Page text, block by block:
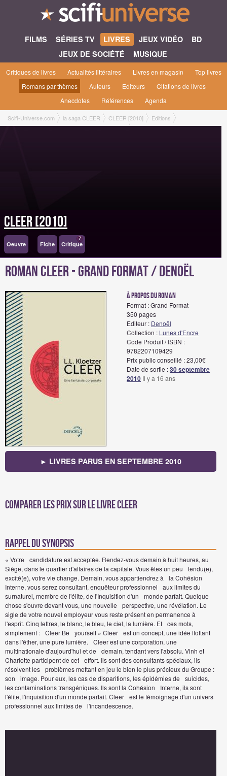
FILMS SÉRIES TV LIVRES JEUX VIDÉO
BD
JEUX DE SOCIÉTÉ
MUSIQUE
Critiques de livres Actualités littéraires Livres en magasin
Top livres
Romans par thèmes
Auteurs Editeurs
Citations de livres
Anecdotes
Références Agenda
Scifi-Universe.com la saga CLEER CLEER [2010]
Editions
Roman Grand Format [Denoël, septembre 2010]
CLEER [2010]
Oeuvre Fiche Critique
7
Roman CLEER - Grand Format / Denoël
à propos du roman
Format : Grand Format
350 pages
Editeur : Denoël
Collection : Lunes d'Encre
Code Produit / ISBN :
9782207109429
Prix public conseillé : 23,00€
Date de sortie :30 septembre
2010 Il y a 16 ans
► LIVRES PARUS EN SEPTEMBRE 2010
Comparer les prix sur Le livre CLEER
Rappel du synopsis
« Votre candidature est acceptée. Rendez-vous demain à huit heures, au
Siège, dans le quartier d'affaires de la capitale. Vous êtes un peu tendu(e),
excité(e), votre vie change. Demain, vous appartiendrez à la Cohésion
Interne, vous serez consultant, enquêteur professionnel aux limites du
surnaturel, membre de l'élite, de l'Inquisition d'un monde parfait. Quelque
chose s'ouvre devant vous, une nouvelle perspective, une révélation. Le
sigle de votre nouvel employeur vous reste présent en permanence à
l'esprit. Cinq lettres, le blanc, le bleu, le ciel, la lumière. Et ces mots,
simplement : Cleer Be yourself » Cleer est un concept, une idée flottant
dans l'éther, une pure lumière. Cleer est une corporation, une
multinationale d'aujourd'hui et de demain, tendant vers l'absolu. Vinh et
Charlotte participent de cet effort. Ils sont des consultants spéciaux, ils
résolvent les problèmes mettant en jeu le bien le plus précieux du Groupe :
son image. Pour eux, les cas de disparitions, les épidémies de suicides,
les contaminations transgéniques. Ils sont la Cohésion Interne, ils sont
l'élite, l'inquisition d'un monde parfait. Cleer est le témoignage d'un univers
professionnel aux limites de l'incandescence.